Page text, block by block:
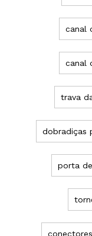
canal
canal
trava
dobradiças
porta